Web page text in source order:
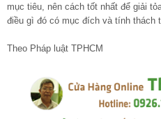
mục tiêu, nên cách tốt nhất để giải
điều gì đó có mục đích và tính thách
Theo Pháp luật TPHCM